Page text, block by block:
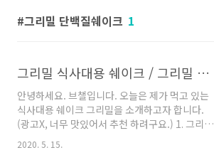
그리밀 단백질쉐이크 1
그리밀 식사대용 쉐이크 / 그리밀 단백질 쉐이크 리뷰
안녕하세요. 브챌입니다. 오늘은 제가 먹고 있는
식사대용 쉐이크 그리밀을 소개하고자 합니다.
(광고X, 너무 맛있어서 추천 하려구요.) 1. 그리밀
단백질 쉐이크(맛 보장) 이게 바로 그리밀입니다.
다이어트를 하고 있는데 저녁은 쉐이크로 대체를
2020. 5. 15.